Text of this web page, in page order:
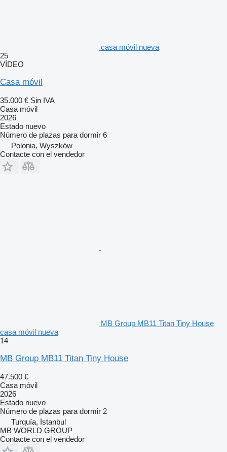
casa móvil nueva
25
VÍDEO
Casa móvil
35.000 € Sin IVA
Casa móvil
2026
Estado nuevo
Número de plazas para dormir 6
Polonia, Wyszków
Contacte con el vendedor
MB Group MB11 Titan Tiny House
casa móvil nueva
14
MB Group MB11 Titan Tiny House
47.500 €
Casa móvil
2026
Estado nuevo
Número de plazas para dormir 2
Turquía, İstanbul
MB WORLD GROUP
Contacte con el vendedor